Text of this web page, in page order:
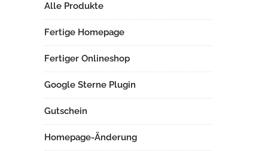
Alle Produkte
Fertige Homepage
Fertiger Onlineshop
Google Sterne Plugin
Gutschein
Homepage-Änderung